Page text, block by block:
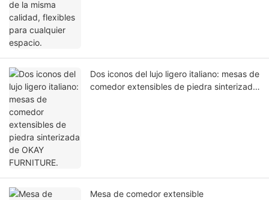
Dos iconos del lujo ligero italiano: mesas de
comedor extensibles de piedra sinterizada
Mesa de comedor extensible